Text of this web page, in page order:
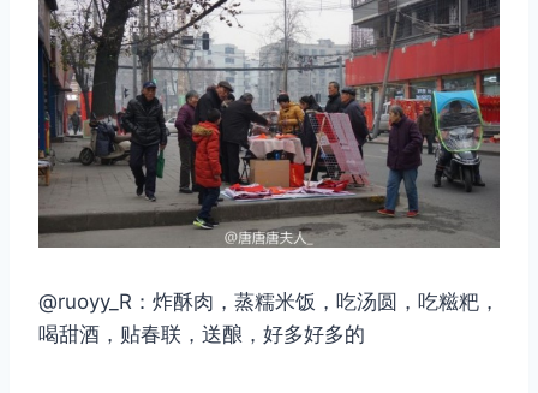
@ruoyy_R：炸酥肉，蒸糯米饭，吃汤圆，吃糍粑，
喝甜酒，贴春联，送酿，好多好多的